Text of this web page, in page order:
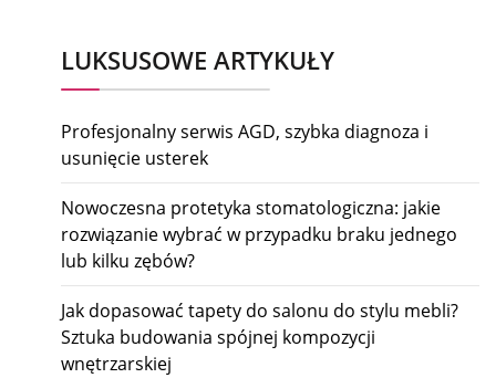
LUKSUSOWE ARTYKUŁY
Profesjonalny serwis AGD, szybka diagnoza i
usunięcie usterek
Nowoczesna protetyka stomatologiczna: jakie
rozwiązanie wybrać w przypadku braku jednego
lub kilku zębów?
Jak dopasować tapety do salonu do stylu mebli?
Sztuka budowania spójnej kompozycji
wnętrzarskiej